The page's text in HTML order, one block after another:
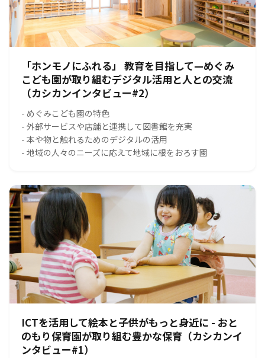
「ホンモノにふれる」 教育を目指して—めぐみ
こども園が取り組むデジタル活用と人との交流
（カシカンインタビュー#2）
- めぐみこども園の特色
- 外部サービスや店舗と連携して図書館を充実
- 本や物と触れるためのデジタルの活用
- 地域の人々のニーズに応えて地域に根をおろす園
ICTを活用して絵本と子供がもっと身近に - おと
のもり保育園が取り組む豊かな保育（カシカンイ
ンタビュー#1）